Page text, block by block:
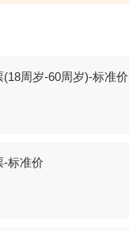
周岁-60周岁)-标准价
-标准价